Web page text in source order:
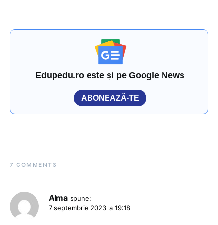
Edupedu.ro este și pe Google News
ABONEAZĂ-TE
7 COMMENTS
Alma spune:
7 septembrie 2023 la 19:18